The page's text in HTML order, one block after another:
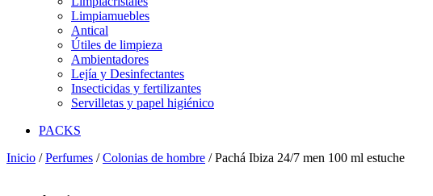
Limpiamuebles
Antical
Útiles de limpieza
Ambientadores
Lejía y Desinfectantes
Insecticidas y fertilizantes
Servilletas y papel higiénico
PACKS
Inicio /Perfumes /Colonias de hombre / Pachá Ibiza 24/7 men 100 ml estuche